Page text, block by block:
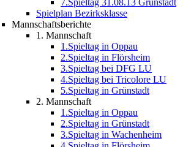
7.Spieltag 31.08.13 Grünstadt
Spielplan Bezirksklasse
Mannschaftsberichte
1. Mannschaft
1.Spieltag in Oppau
2.Spieltag in Flörsheim
3.Spieltag bei DFG LU
4.Spieltag bei Tricolore LU
5.Spieltag in Grünstadt
2. Mannschaft
1.Spieltag in Oppau
2.Spieltag in Grünstadt
3.Spieltag in Wachenheim